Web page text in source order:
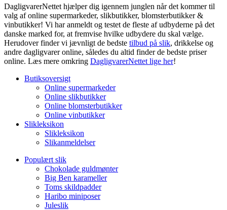
DagligvarerNettet hjælper dig igennem junglen når det kommer til
valg af online supermarkeder, slikbutikker, blomsterbutikker &
vinbutikker! Vi har anmeldt og testet de fleste af udbyderne på det
danske marked for, at fremvise hvilke udbydere du skal vælge.
Herudover finder vi jævnligt de bedste tilbud på slik, drikkelse og
andre dagligvarer online, således du altid finder de bedste priser
online. Læs mere omkring DagligvarerNettet lige her!
Butiksoversigt
Online supermarkeder
Online slikbutikker
Online blomsterbutikker
Online vinbutikker
Slikleksikon
Slikleksikon
Slikanmeldelser
Populært slik
Chokolade guldmønter
Big Ben karameller
Toms skildpadder
Haribo miniposer
Juleslik